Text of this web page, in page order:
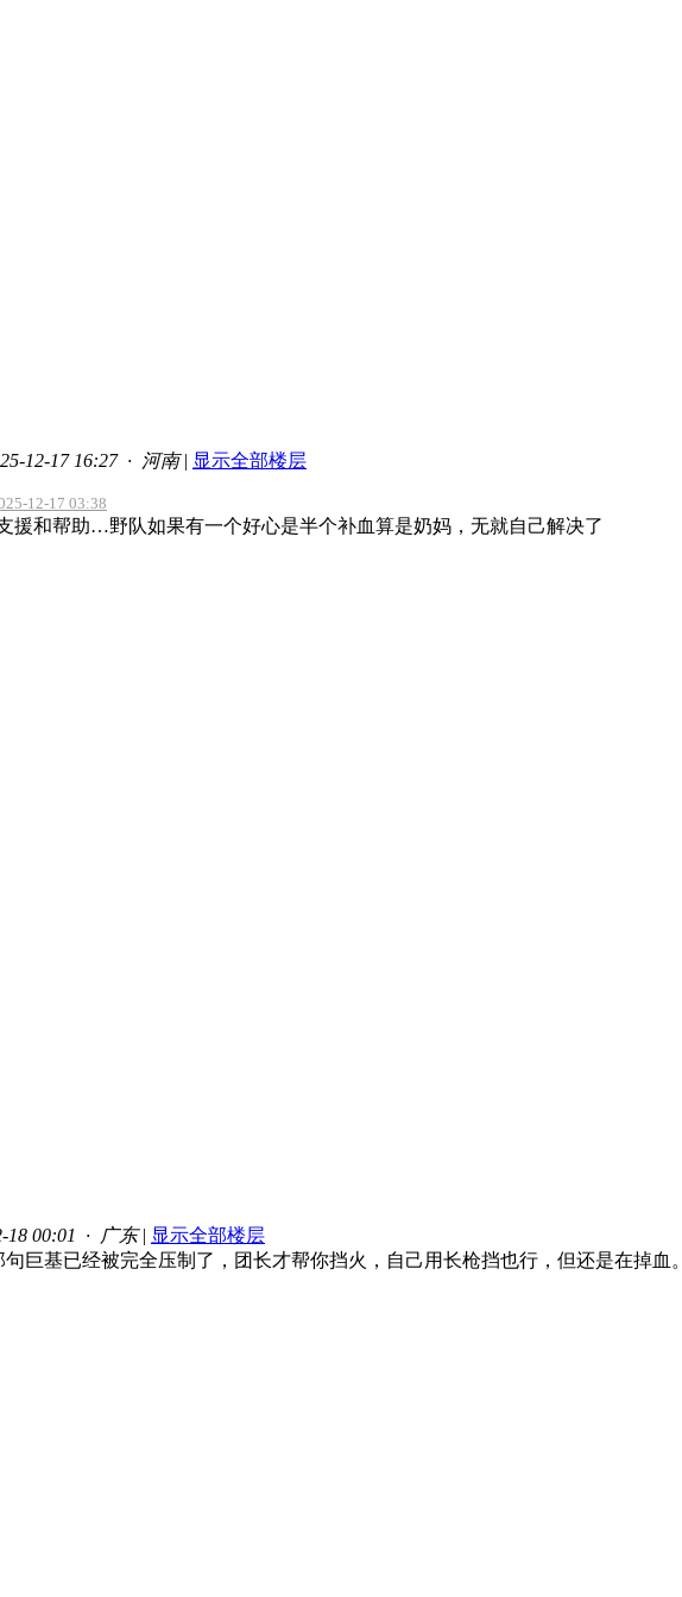
12-17 16:27 · 河南 | 显示全部楼层
12-17 03:38
援和帮助…野队如果有一个好心是半个补血算是奶妈，无就自己解决了
18 00:01 · 广东 | 显示全部楼层
巨基已经被完全压制了，团长才帮你挡火，自己用长枪挡也行，但还是在掉血。